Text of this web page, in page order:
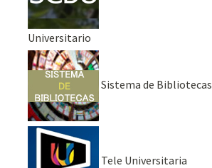
Universitario
Sistema de Bibliotecas
Tele Universitaria